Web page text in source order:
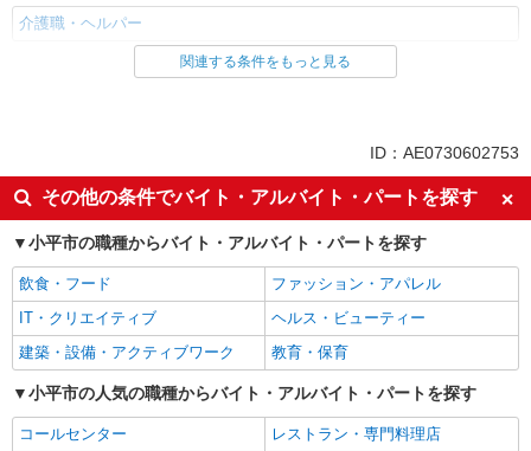
介護職・ヘルパー
同じ雇用形態から新小平駅の求人を探す
入社日応相談
未経験歓迎
経験者・有資格者歓迎
新卒・第二新卒歓迎
女性活躍中
主婦・主夫歓迎
フリーター歓迎
学歴不問
ブランクOK
ミドル（40代～）活躍中
エルダー（50代～）活躍中
シニア（60代～）活躍中
高収入・高額
ボーナス・賞与あり
昇給あり
完全週休2日制
関連する条件をもっと見る
ID：AE0730602753
その他の条件でバイト・アルバイト・パートを探す
小平市の職種からバイト・アルバイト・パートを探す
飲食・フード
ファッション・アパレル
IT・クリエイティブ
ヘルス・ビューティー
建築・設備・アクティブワーク
教育・保育
小平市の人気の職種からバイト・アルバイト・パートを探す
コールセンター
レストラン・専門料理店